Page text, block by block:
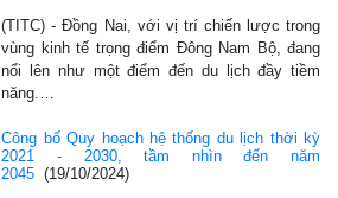
(TITC) - Đồng Nai, với vị trí chiến lược trong
vùng kinh tế trọng điểm Đông Nam Bộ, đang
nổi lên như một điểm đến du lịch đầy tiềm
năng.…
Công bố Quy hoạch hệ thống du lịch thời kỳ
2021 - 2030, tầm nhìn đến năm
2045 (19/10/2024)